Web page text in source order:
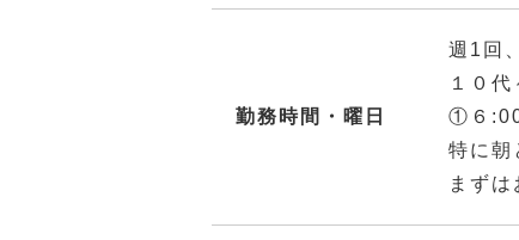
勤務時間・曜日
週1回
１０
①６
特に朝
まずは